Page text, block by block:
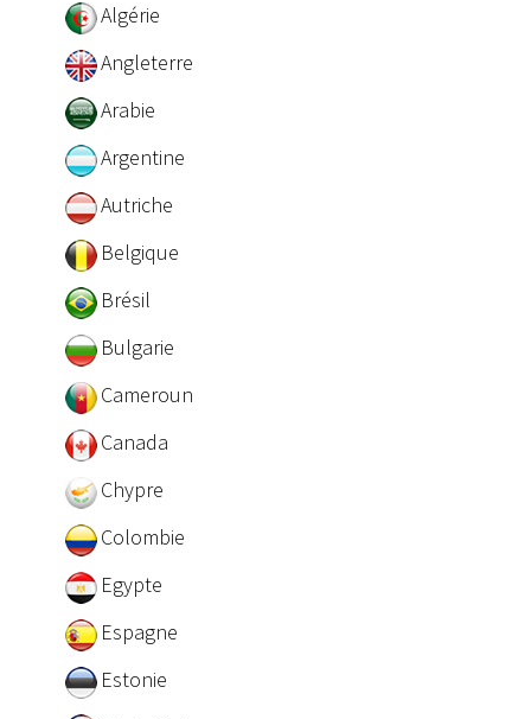
Algérie
Angleterre
Arabie
Argentine
Autriche
Belgique
Brésil
Bulgarie
Cameroun
Canada
Chypre
Colombie
Egypte
Espagne
Estonie